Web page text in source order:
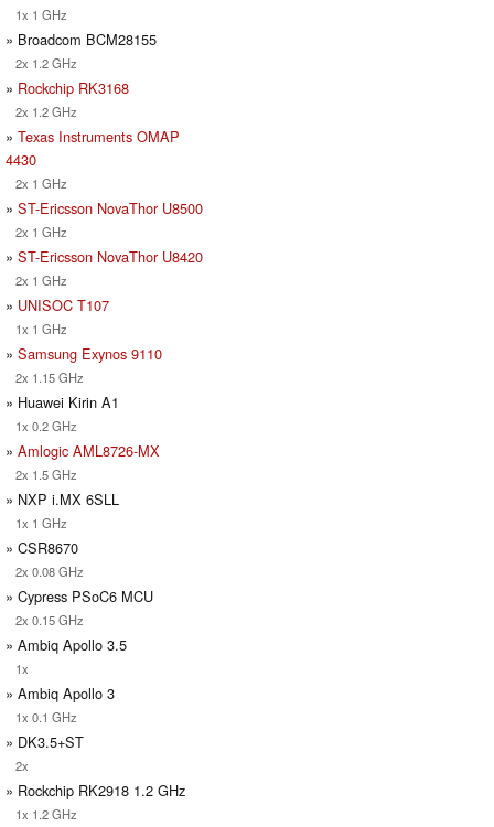
1x 1 GHz
» Broadcom BCM28155
2x 1.2 GHz
» Rockchip RK3168
2x 1.2 GHz
» Texas Instruments OMAP
4430
2x 1 GHz
» ST-Ericsson NovaThor U8500
2x 1 GHz
» ST-Ericsson NovaThor U8420
2x 1 GHz
» UNISOC T107
1x 1 GHz
» Samsung Exynos 9110
2x 1.15 GHz
» Huawei Kirin A1
1x 0.2 GHz
» Amlogic AML8726-MX
2x 1.5 GHz
» NXP i.MX 6SLL
1x 1 GHz
» CSR8670
2x 0.08 GHz
» Cypress PSoC6 MCU
2x 0.15 GHz
» Ambiq Apollo 3.5
1x
» Ambiq Apollo 3
1x 0.1 GHz
» DK3.5+ST
2x
» Rockchip RK2918 1.2 GHz
1x 1.2 GHz